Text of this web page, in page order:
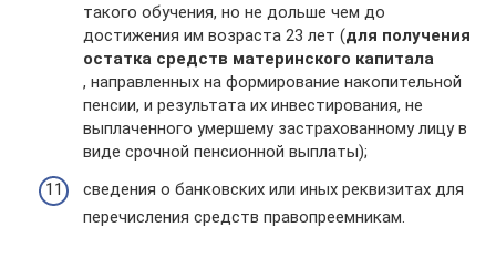
такого обучения, но не дольше чем до
достижения им возраста 23 лет (для получения
остатка средств материнского капитала
, направленных на формирование накопительной
пенсии, и результата их инвестирования, не
выплаченного умершему застрахованному лицу в
виде срочной пенсионной выплаты);
сведения о банковских или иных реквизитах для
перечисления средств правопреемникам.